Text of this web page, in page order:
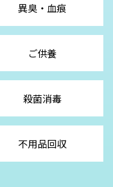
異臭・血痕
ご供養
殺菌消毒
不用品回収